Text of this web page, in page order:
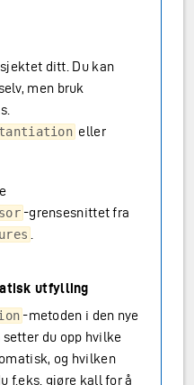
ditt. Du kan
men bruk
eller
-grensesnittet fra
utfylling
-metoden i den nye
du opp hvilke
og hvilken
f.eks. gjøre kall for å